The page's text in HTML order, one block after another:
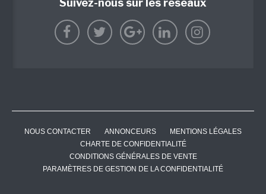
Suivez-nous sur les réseaux
NOUS CONTACTER ANNONCEURS
MENTIONS LÉGALES
CHARTE DE CONFIDENTIALITÉ
CONDITIONS GÉNÉRALES DE VENTE
PARAMÈTRES DE GESTION DE LA CONFIDENTIALITÉ